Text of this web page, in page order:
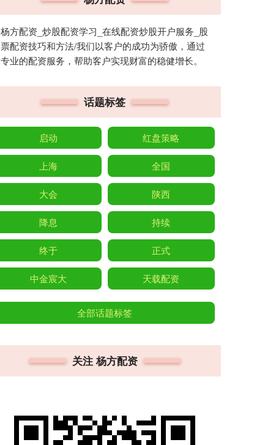
杨方配资_炒股配资学习_在线配资炒股开户服务_股
票配资技巧和方法/我们以客户的成功为骄傲，通过
专业的配资服务，帮助客户实现财富的稳健增长。
话题标签
启动 红盘策略
上海 全国
大会 陕西
降息 持续
终于 正式
中金宸大 天载配资
全部话题标签
关注 杨方配资